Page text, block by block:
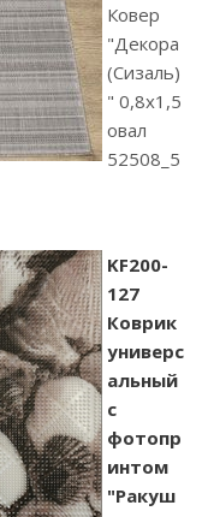
Ковер
"Декора
(Сизаль)
" 0,8х1,5
овал
52508_5
KF200-
127
Коврик
универс
альный
с
фотопр
интом
"Ракуш